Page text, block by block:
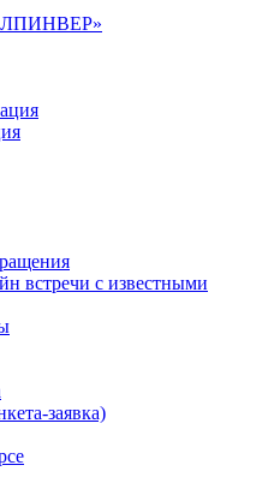
встречи с известными
заявка)